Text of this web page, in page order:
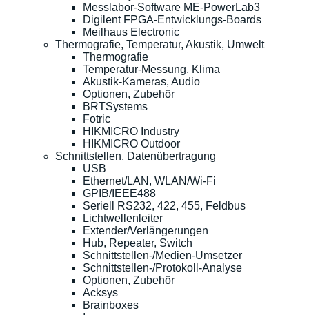
Messlabor-Software ME-PowerLab3
Digilent FPGA-Entwicklungs-Boards
Meilhaus Electronic
Thermografie, Temperatur, Akustik, Umwelt
Thermografie
Temperatur-Messung, Klima
Akustik-Kameras, Audio
Optionen, Zubehör
BRTSystems
Fotric
HIKMICRO Industry
HIKMICRO Outdoor
Schnittstellen, Datenübertragung
USB
Ethernet/LAN, WLAN/Wi-Fi
GPIB/IEEE488
Seriell RS232, 422, 455, Feldbus
Lichtwellenleiter
Extender/Verlängerungen
Hub, Repeater, Switch
Schnittstellen-/Medien-Umsetzer
Schnittstellen-/Protokoll-Analyse
Optionen, Zubehör
Acksys
Brainboxes